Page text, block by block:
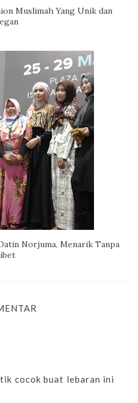
Muslimah Yang Unik dan
Norjuma, Menarik Tanpa
cocok buat lebaran ini